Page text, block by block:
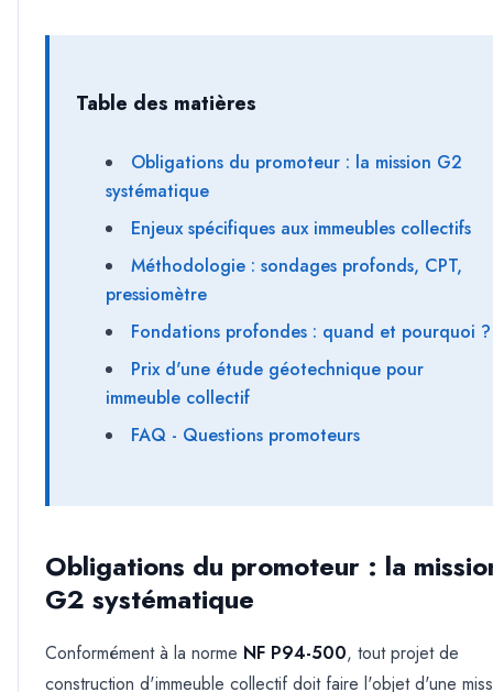
Table des matières
Obligations du promoteur : la mission G2
systématique
Enjeux spécifiques aux immeubles collectifs
Méthodologie : sondages profonds, CPT,
pressiomètre
Fondations profondes : quand et pourquoi ?
Prix d'une étude géotechnique pour
immeuble collectif
FAQ - Questions promoteurs
Obligations du promoteur : la
G2 systématique
Conformément à la norme NF P94-500, tout projet de
construction d'immeuble collectif doit faire l'objet d'une